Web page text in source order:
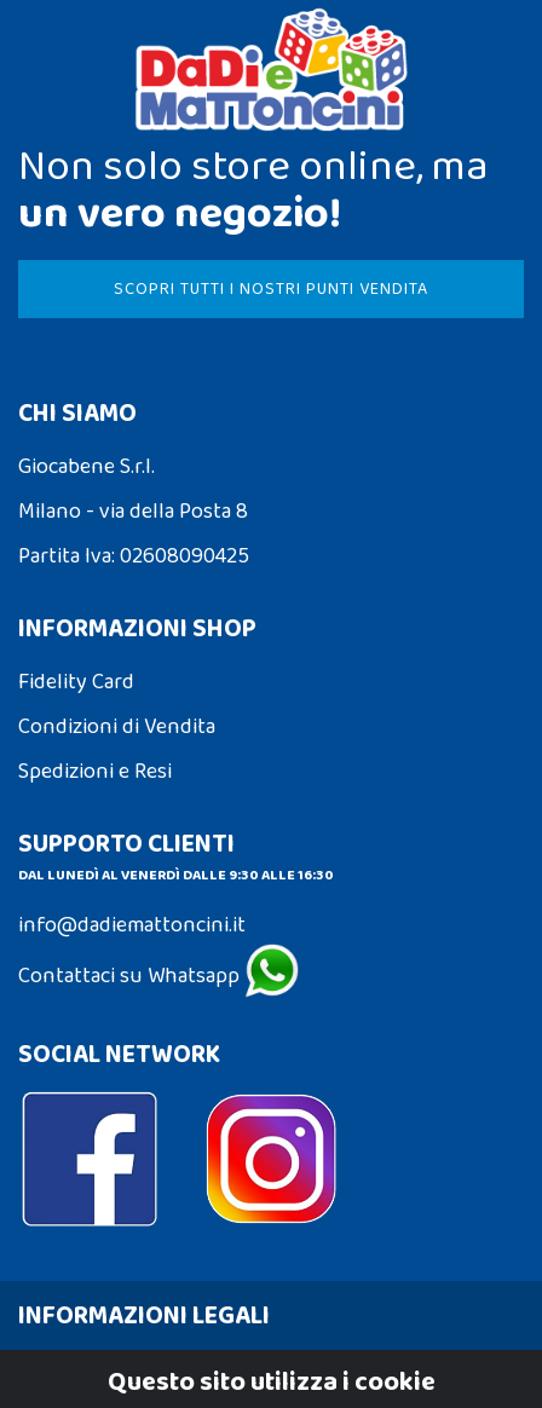
Non solo store online, ma
un vero negozio!
SCOPRI TUTTI I NOSTRI PUNTI VENDITA
CHI SIAMO
Giocabene S.r.l.
Milano - via della Posta 8
Partita Iva: 02608090425
INFORMAZIONI SHOP
Fidelity Card
Condizioni di Vendita
Spedizioni e Resi
SUPPORTO CLIENTI
DAL LUNEDÌ AL VENERDÌ DALLE 9:30 ALLE 16:30
info@dadiemattoncini.it
Contattaci su Whatsapp
SOCIAL NETWORK
INFORMAZIONI LEGALI
Cookie PolicyQuesto sito utilizza i cookie